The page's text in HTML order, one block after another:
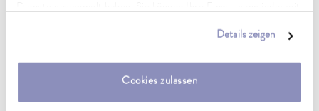
Details zeigen
Cookies zulassen